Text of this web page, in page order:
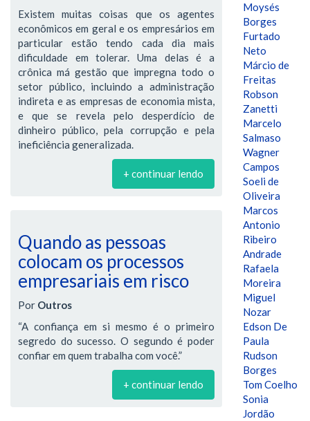
Existem muitas coisas que os agentes
econômicos em geral e os empresários em
particular estão tendo cada dia mais
dificuldade em tolerar. Uma delas é a
crônica má gestão que impregna todo o
setor público, incluindo a administração
indireta e as empresas de economia mista,
e que se revela pelo desperdício de
dinheiro público, pela corrupção e pela
ineficiência generalizada.
+ continuar lendo
Quando as pessoas
colocam os processos
empresariais em risco
Por Outros
“A confiança em si mesmo é o primeiro
segredo do sucesso. O segundo é poder
confiar em quem trabalha com você.”
+ continuar lendo
Moysés
Borges
Furtado
Neto
Márcio de
Freitas
Robson
Zanetti
Marcelo
Salmaso
Wagner
Campos
Soeli de
Oliveira
Marcos
Antonio
Ribeiro
Andrade
Rafaela
Moreira
Miguel
Nozar
Edson De
Paula
Rudson
Borges
Tom Coelho
Sonia
Jordão